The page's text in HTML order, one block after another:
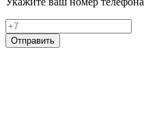
Отправить